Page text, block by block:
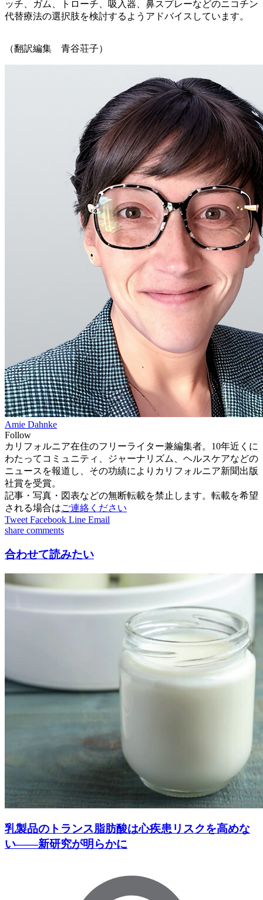
ッチ、ガム、トローチ、吸入器、鼻スプレーなどのニコチン
代替療法の選択肢を検討するようアドバイスしています。
（翻訳編集 青谷荘子）
Amie Dahnke
Follow
カリフォルニア在住のフリーライター兼編集者。10年近くに
わたってコミュニティ、ジャーナリズム、ヘルスケアなどの
ニュースを報道し、その功績によりカリフォルニア新聞出版
社賞を受賞。
記事・写真・図表などの無断転載を禁止します。転載を希望
される場合はご連絡ください
Tweet Facebook Line Email
share comments
合わせて読みたい
乳製品のトランス脂肪酸は心疾患リスクを高めな
い――新研究が明らかに